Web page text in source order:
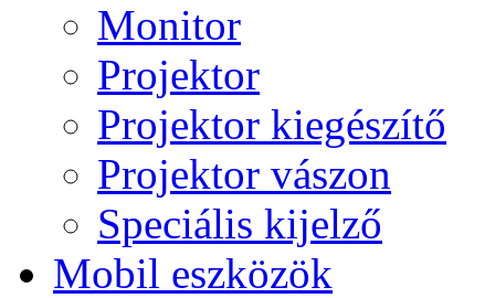
Monitor
Projektor
Projektor kiegészítő
Projektor vászon
Speciális kijelző
Mobil eszközök